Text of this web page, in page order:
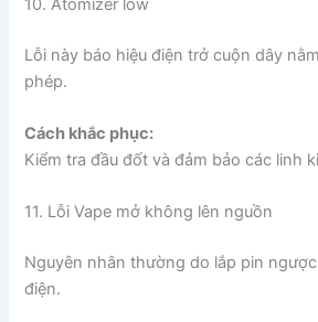
10. Atomizer low
Lỗi này báo hiệu điện trở cuộn dây
phép.
Cách khắc phục:
Kiểm tra đầu đốt và đảm bảo các linh
11. Lỗi Vape mở không lên nguồn
Nguyên nhân thường do lắp pin
điện.